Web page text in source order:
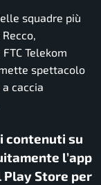
squadre più
Telekom
spettacolo
caccia
contenuti su
l’app
Play Store per